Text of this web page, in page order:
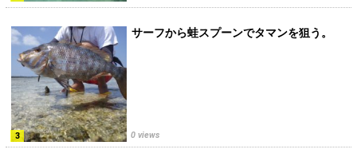
サーフから蛙スプーンでタマンを狙う。
0 views